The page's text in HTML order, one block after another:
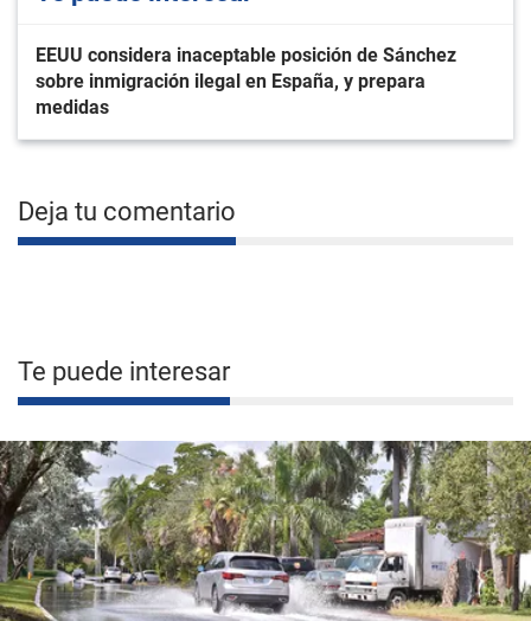
EEUU considera inaceptable posición de Sánchez
sobre inmigración ilegal en España, y prepara
medidas
Deja tu comentario
Te puede interesar